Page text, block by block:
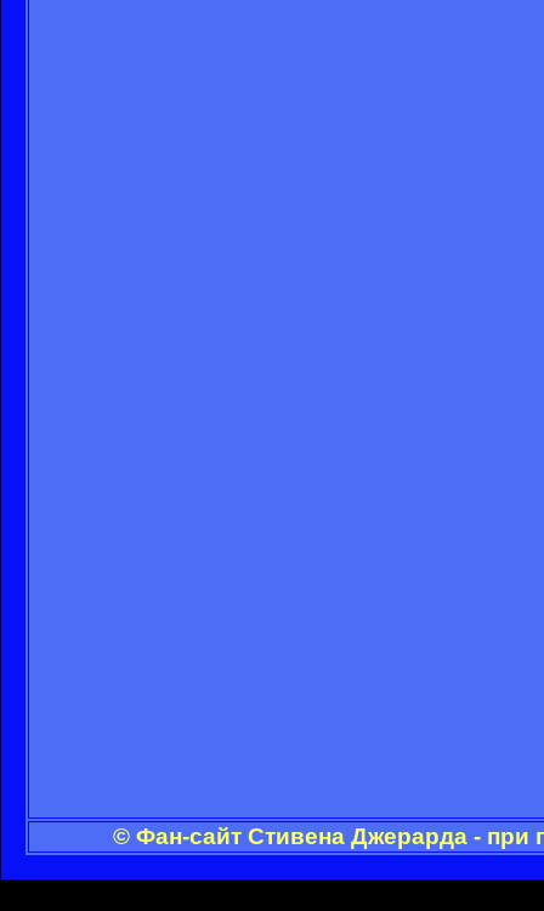
© Фан-сайт Стивена Джерарда - при